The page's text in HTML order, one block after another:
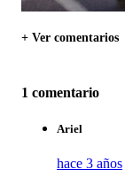
+ Ver comentarios
1 comentario
Ariel
hace 3 años